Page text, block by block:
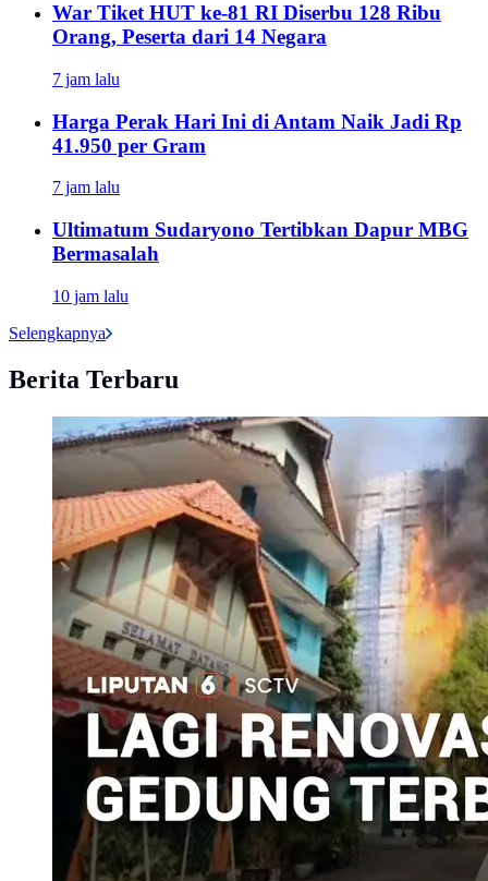
War Tiket HUT ke-81 RI Diserbu 128 Ribu
Orang, Peserta dari 14 Negara
7 jam lalu
Harga Perak Hari Ini di Antam Naik Jadi Rp
41.950 per Gram
7 jam lalu
Ultimatum Sudaryono Tertibkan Dapur MBG
Bermasalah
10 jam lalu
Selengkapnya
Berita Terbaru